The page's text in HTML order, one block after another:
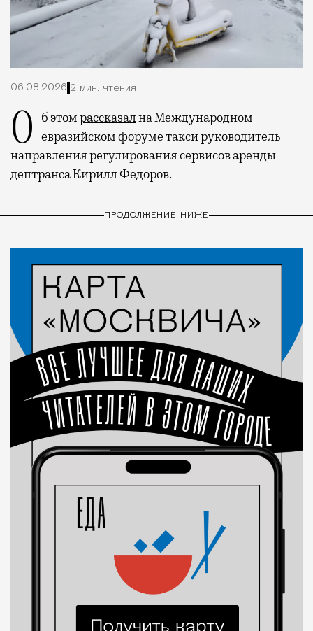
06.08.2026 2 мин. чтения
Об этомрассказална Международном
евразийском форуме такси руководитель
направления регулирования сервисов аренды
дептранса Кирилл Федоров.
ПРОДОЛЖЕНИЕ НИЖЕ